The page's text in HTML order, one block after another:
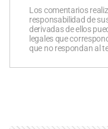
Los comentarios
responsabilidad de
derivadas de ellos
legales que
que no respondan al